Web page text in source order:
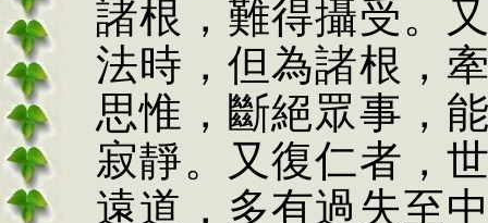
諸根，難得攝受。
法時，但為諸根，
思惟，斷絕眾事，
寂靜。又復仁者，
遠道，多有過失至